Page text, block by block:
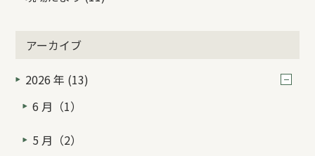
アーカイブ
2026 年 (13)
6 月（1）
5 月（2）